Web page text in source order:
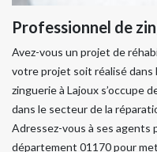
Professionnel de
Avez-vous un projet de
votre projet soit réalisé dans
zinguerie à Lajoux s’occupe
dans le secteur de la
Adressez-vous à ses agents
département 01170 pour